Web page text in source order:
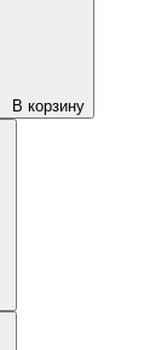
В корзину